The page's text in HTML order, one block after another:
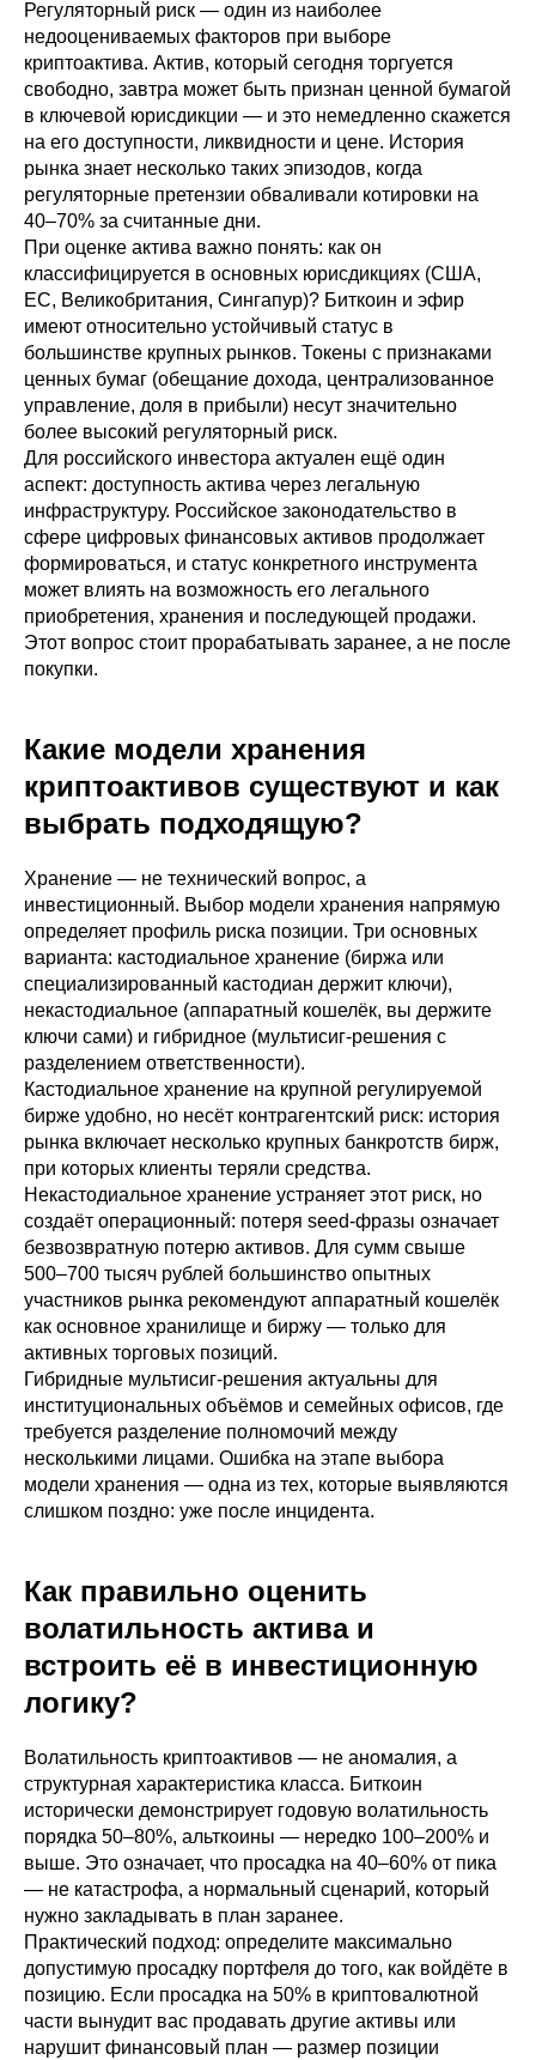
Регуляторный риск — один из наиболее
недооцениваемых факторов при выборе
криптоактива. Актив, который сегодня торгуется
свободно, завтра может быть признан ценной бумагой
в ключевой юрисдикции — и это немедленно скажется
на его доступности, ликвидности и цене. История
рынка знает несколько таких эпизодов, когда
регуляторные претензии обваливали котировки на
40–70% за считанные дни.
При оценке актива важно понять: как он
классифицируется в основных юрисдикциях (США,
ЕС, Великобритания, Сингапур)? Биткоин и эфир
имеют относительно устойчивый статус в
большинстве крупных рынков. Токены с признаками
ценных бумаг (обещание дохода, централизованное
управление, доля в прибыли) несут значительно
более высокий регуляторный риск.
Для российского инвестора актуален ещё один
аспект: доступность актива через легальную
инфраструктуру. Российское законодательство в
сфере цифровых финансовых активов продолжает
формироваться, и статус конкретного инструмента
может влиять на возможность его легального
приобретения, хранения и последующей продажи.
Этот вопрос стоит прорабатывать заранее, а не после
покупки.
Какие модели хранения
криптоактивов существуют и как
выбрать подходящую?
Хранение — не технический вопрос, а
инвестиционный. Выбор модели хранения напрямую
определяет профиль риска позиции. Три основных
варианта: кастодиальное хранение (биржа или
специализированный кастодиан держит ключи),
некастодиальное (аппаратный кошелёк, вы держите
ключи сами) и гибридное (мультисиг-решения с
разделением ответственности).
Кастодиальное хранение на крупной регулируемой
бирже удобно, но несёт контрагентский риск: история
рынка включает несколько крупных банкротств бирж,
при которых клиенты теряли средства.
Некастодиальное хранение устраняет этот риск, но
создаёт операционный: потеря seed-фразы означает
безвозвратную потерю активов. Для сумм свыше
500–700 тысяч рублей большинство опытных
участников рынка рекомендуют аппаратный кошелёк
как основное хранилище и биржу — только для
активных торговых позиций.
Гибридные мультисиг-решения актуальны для
институциональных объёмов и семейных офисов, где
требуется разделение полномочий между
несколькими лицами. Ошибка на этапе выбора
модели хранения — одна из тех, которые выявляются
слишком поздно: уже после инцидента.
Как правильно оценить
волатильность актива и
встроить её в инвестиционную
логику?
Волатильность криптоактивов — не аномалия, а
структурная характеристика класса. Биткоин
исторически демонстрирует годовую волатильность
порядка 50–80%, альткоины — нередко 100–200% и
выше. Это означает, что просадка на 40–60% от пика
— не катастрофа, а нормальный сценарий, который
нужно закладывать в план заранее.
Практический подход: определите максимально
допустимую просадку портфеля до того, как войдёте в
позицию. Если просадка на 50% в криптовалютной
части вынудит вас продавать другие активы или
нарушит финансовый план — размер позиции